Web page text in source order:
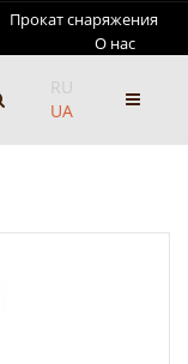
Прокат снаряжения
О нас
RU
UA